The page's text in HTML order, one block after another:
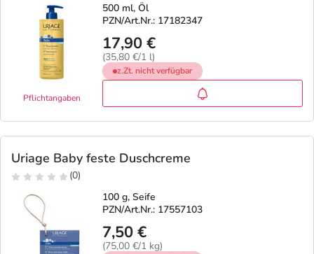
Pflichtangaben
500 ml, Öl
PZN/Art.Nr.: 17182347
17,90 €
(35,80 €/1 l)
z.Zt. nicht verfügbar
Uriage Baby feste Duschcreme
(0)
100 g, Seife
PZN/Art.Nr.: 17557103
7,50 €
(75,00 €/1 kg)